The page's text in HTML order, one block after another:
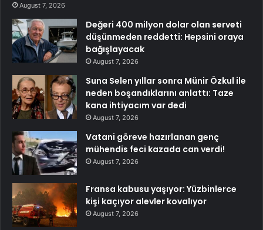
August 7, 2026
Değeri 400 milyon dolar olan serveti
düşünmeden reddetti: Hepsini oraya
bağışlayacak
August 7, 2026
Suna Selen yıllar sonra Münir Özkul ile
neden boşandıklarını anlattı: Taze
kana ihtiyacım var dedi
August 7, 2026
Vatani göreve hazırlanan genç
mühendis feci kazada can verdi!
August 7, 2026
Fransa kabusu yaşıyor: Yüzbinlerce
kişi kaçıyor alevler kovalıyor
August 7, 2026